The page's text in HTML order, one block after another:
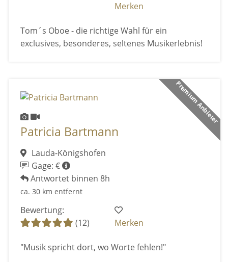
Merken
Tom´s Oboe - die richtige Wahl für ein
exclusives, besonderes, seltenes Musikerlebnis!
Premium Anbieter
Patricia Bartmann
Lauda-Königshofen
Gage: €
Antwortet binnen 8h
ca. 30 km entfernt
Bewertung:
(12)
Merken
"Musik spricht dort, wo Worte fehlen!"